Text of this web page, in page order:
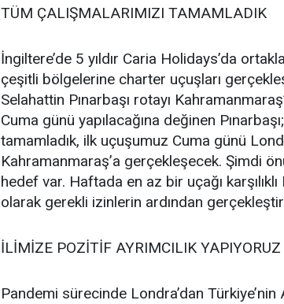
TÜM ÇALIŞMALARIMIZI TAMAMLADIK
İngiltere’de 5 yıldır Caria Holidays’da
çeşitli bölgelerine charter uçuşları
Selahattin Pınarbaşı rotayı
Cuma günü yapılacağına değinen
tamamladık, ilk uçuşumuz Cuma günü
Kahramanmaraş’a gerçekleşecek. Şimdi
hedef var. Haftada en az bir uçağı
olarak gerekli izinlerin ardından
İLİMİZE POZİTİF AYRIMCILIK YAPIYORUZ
Pandemi sürecinde Londra’dan